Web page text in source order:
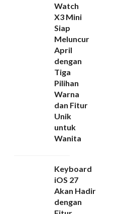
Watch
X3 Mini
Siap
Meluncur
April
dengan
Tiga
Pilihan
Warna
dan Fitur
Unik
untuk
Wanita
Keyboard
iOS 27
Akan Hadir
dengan